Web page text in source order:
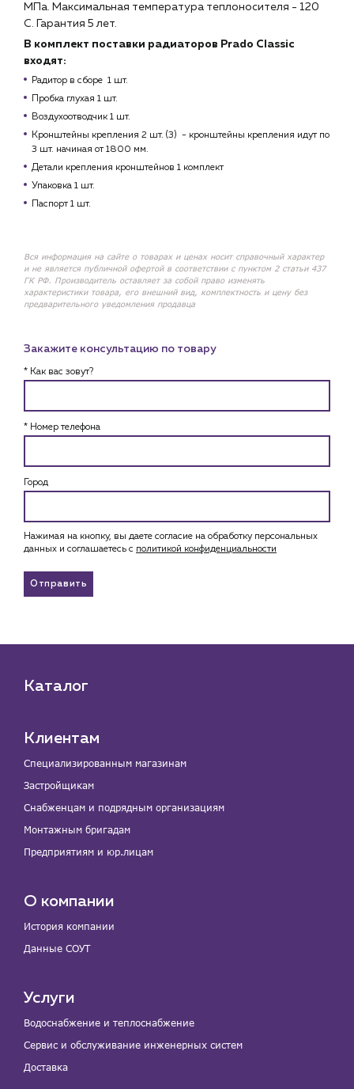
МПа. Максимальная температура теплоносителя - 120
С. Гарантия 5 лет.
В комплект поставки радиаторов Prado Classic
входят:
Радитор в сборе 1 шт.
Пробка глухая 1 шт.
Воздухоотводчик 1 шт.
Кронштейны крепления 2 шт. (3) - кронштейны крепления идут по
3 шт. начиная от 1800 мм.
Детали крепления кронштейнов 1 комплект
Упаковка 1 шт.
Паспорт 1 шт.
Вся информация на сайте о товарах и ценах носит справочный характер
и не является публичной офертой в соответствии с пунктом 2 статьи 437
ГК РФ. Производитель оставляет за собой право изменять
характеристики товара, его внешний вид, комплектность и цену без
предварительного уведомления продавца
Закажите консультацию по товару
* Как вас зовут?
* Номер телефона
Город
Нажимая на кнопку, вы даете согласие на обработку персональных
данных и соглашаетесь c политикой конфиденциальности
Отправить
Каталог
Клиентам
Специализированным магазинам
Застройщикам
Снабженцам и подрядным организациям
Монтажным бригадам
Предприятиям и юр.лицам
О компании
История компании
Данные СОУТ
Услуги
Водоснабжение и теплоснабжение
Сервис и обслуживание инженерных систем
Доставка